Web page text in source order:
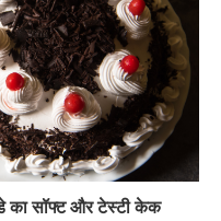
का सॉफ्ट और टेस्टी केक